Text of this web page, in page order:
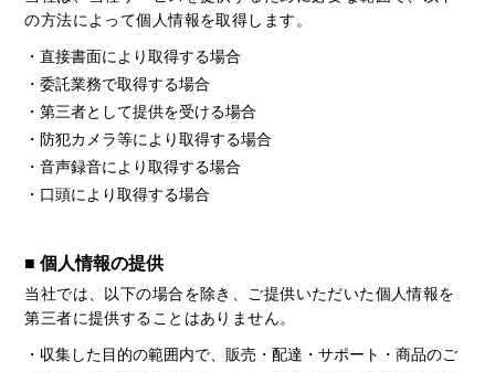
の方法によって個人情報を取得します。
・直接書面により取得する場合
・委託業務で取得する場合
・第三者として提供を受ける場合
・防犯カメラ等により取得する場合
・音声録音により取得する場合
・口頭により取得する場合
■ 個人情報の提供
当社では、以下の場合を除き、ご提供いただいた個人情報を
第三者に提供することはありません。
・収集した目的の範囲内で、販売・配達・サポート・商品のご